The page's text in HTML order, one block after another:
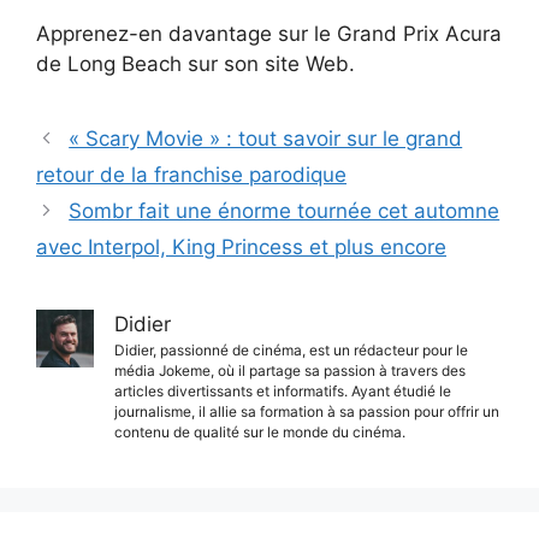
Apprenez-en davantage sur le Grand Prix Acura
de Long Beach sur son site Web.
« Scary Movie » : tout savoir sur le grand
retour de la franchise parodique
Sombr fait une énorme tournée cet automne
avec Interpol, King Princess et plus encore
Didier
Didier, passionné de cinéma, est un rédacteur pour le
média Jokeme, où il partage sa passion à travers des
articles divertissants et informatifs. Ayant étudié le
journalisme, il allie sa formation à sa passion pour offrir un
contenu de qualité sur le monde du cinéma.